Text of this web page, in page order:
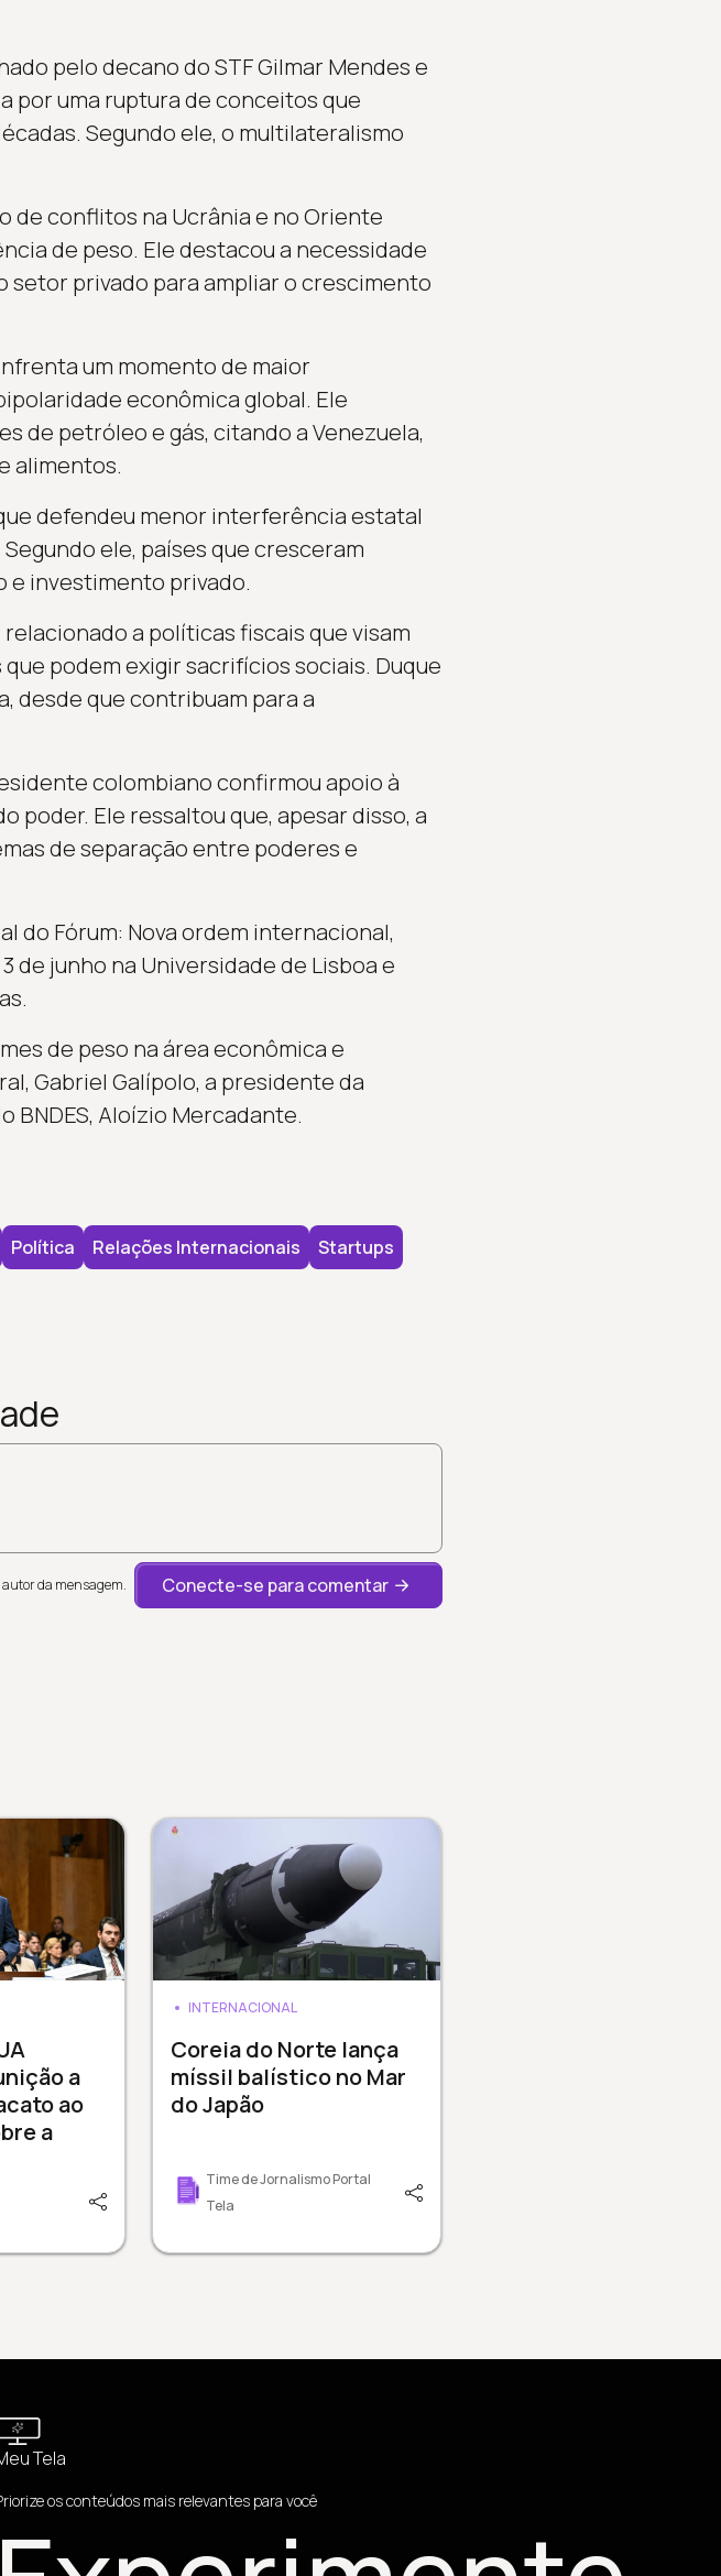
pelo decano do STF Gilmar Mendes e
por uma ruptura de conceitos que
Segundo ele, o multilateralismo
de conflitos na Ucrânia e no Oriente
de peso. Ele destacou a necessidade
privado para ampliar o crescimento
um momento de maior
econômica global. Ele
de petróleo e gás, citando a Venezuela,
alimentos.
defendeu menor interferência estatal
ele, países que cresceram
e investimento privado.
a políticas fiscais que visam
podem exigir sacrifícios sociais. Duque
desde que contribuam para a
colombiano confirmou apoio à
Ele ressaltou que, apesar disso, a
de separação entre poderes e
do Fórum: Nova ordem internacional,
de junho na Universidade de Lisboa e
de peso na área econômica e
Gabriel Galípolo, a presidente da
BNDES, Aloízio Mercadante.
Política Relações Internacionais Startups
autor da mensagem. Conecte-se para comentar
a
ao
a
INTERNACIONAL
Coreia do Norte lança
míssil balístico no Mar
do Japão
Time de Jornalismo Portal
Tela
Tela
os conteúdos mais relevantes para você